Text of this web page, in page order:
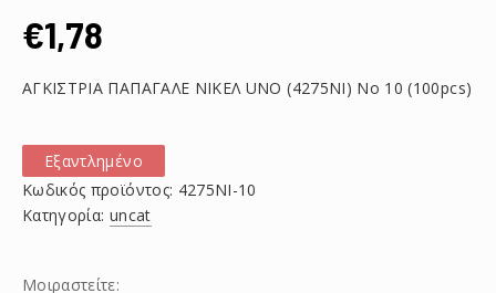
€1,78
ΑΓΚΙΣΤΡΙΑ ΠΑΠΑΓΑΛΕ ΝΙΚΕΛ UNO (4275NI) Νο 10 (100pcs)
Εξαντλημένο
Κωδικός προϊόντος: 4275NI-10
Κατηγορία: uncat
Μοιραστείτε: